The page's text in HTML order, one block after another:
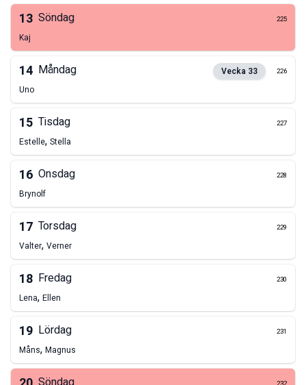
13 Söndag 225
Kaj
14 Måndag Vecka 33 226
Uno
15 Tisdag 227
Estelle, Stella
16 Onsdag 228
Brynolf
17 Torsdag 229
Valter, Verner
18 Fredag 230
Lena, Ellen
19 Lördag 231
Måns, Magnus